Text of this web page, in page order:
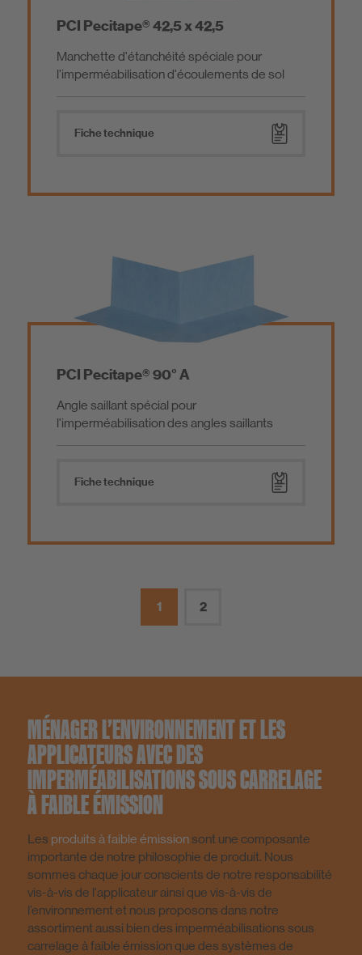
PCI Pecitape® 42,5 x 42,5
Manchette d'étanchéité spéciale pour
l'imperméabilisation d'écoulements de sol
Fiche technique
PCI Pecitape® 90° A
Angle saillant spécial pour
l'imperméabilisation des angles saillants
Fiche technique
1 2
MÉNAGER L’ENVIRONNEMENT ET LES
APPLICATEURS AVEC DES
IMPERMÉABILISATIONS SOUS CARRELAGE
À FAIBLE ÉMISSION
Les produits à faible émissionsont une composante
importante de notre philosophie de produit. Nous
sommes chaque jour conscients de notre responsabilité
vis-à-vis de l'applicateur ainsi que vis-à-vis de
l’environnement et nous proposons dans notre
assortiment aussi bien des imperméabilisations sous
carrelage à faible émission que des systèmes de